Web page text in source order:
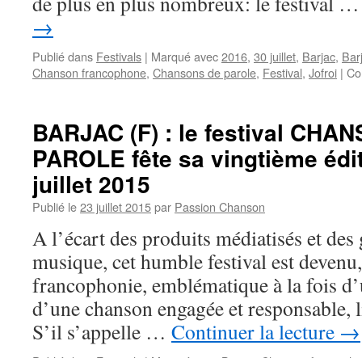
→
Publié dans Festivals | Marqué avec2016, 30 juillet, Barjac,
Chanson francophone, Chansons de parole, Festival, Jofroi |
BARJAC (F) : le festival
PAROLE fête sa vingtième
juillet 2015
Publié le23 juillet 2015par Passion Chanson
A l’écart des produits médiatisés et
musique, cet humble festival est
francophonie, emblématique à la fois
d’une chanson engagée et
S’il s’appelle … Continuer la lecture →